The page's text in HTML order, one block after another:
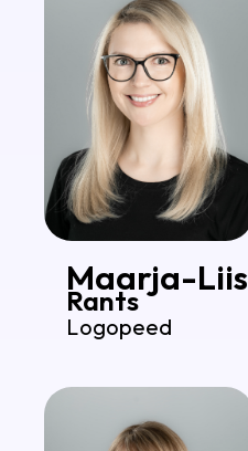
Maarja-Liis
Rants
Logopeed